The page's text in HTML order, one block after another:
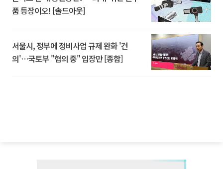
품 등장이오! [솔드아웃]
서울시, 정부에 정비사업 규제 완화 '건
의'⋯국토부 "협의 중" 입장만 [종합]